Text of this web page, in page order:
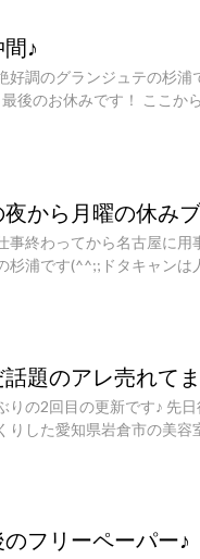
♪
好調のグランジュテの杉
最後のお休みです！ ここか
夜から月曜の休み
事終わってから名古屋に
杉浦です(^^;;ドタキャンは
話題のアレ売れて
りの2回目の更新です♪ 先
りした愛知県岩倉市の美容
フリーペーパー♪